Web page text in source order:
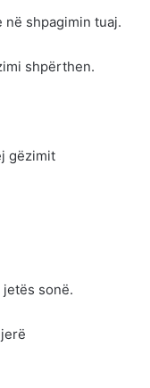
shpagimin tuaj.
shpërthen.
gëzimit
sonë.